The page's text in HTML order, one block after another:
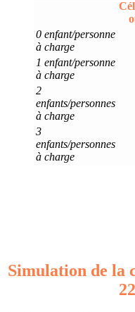
0 enfant/personne
à charge
1 enfant/personne
à charge
2
enfants/personnes
à charge
3
enfants/personnes
à charge
Simulation de la